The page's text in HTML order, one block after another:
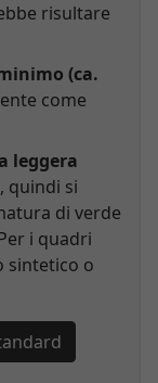
risultare
(ca.
come
leggera
, quindi si
di verde
i quadri
sintetico o